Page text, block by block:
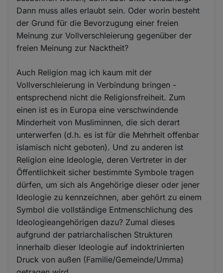
Dann muss alles erlaubt sein. Oder worin besteht
der Grund für die Bevorzugung einer freien
Meinung zur Vollverschleierung gegenüber der
freien Meinung zur Nacktheit?
Auch Religion mag ich kaum mit der
Vollverschleierung in Verbindung bringen -
entsprechend nicht die Religionsfreiheit. Zum
einen ist es in Europa eine verschwindende
Minderheit von Musliminnen, die sich derart
unterwerfen (d.h. es ist für die Mehrheit offenbar
islamisch nicht geboten). Und zu anderen ist
Religion eine Ideologie, deren Vertreter in der
Öffentlichkeit sicher bestimmte Symbole tragen
dürfen, um sich als Angehörige dieser oder jener
Ideologie zu kennzeichnen, aber gehört zu einem
Symbol die vollständige Entmenschlichung des
Ideologieangehörigen dazu? Zumal dieses
aufgrund der patriarchalischen Strukturen
innerhalb dieser Ideologie auf indoktrinierten
Druck von außen (Familie/Gemeinde/Umma)